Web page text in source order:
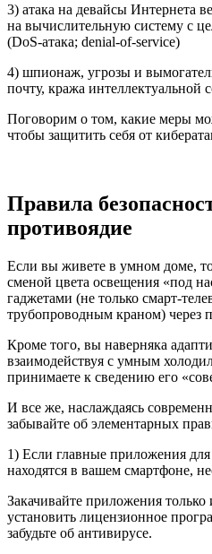
3) атака на девайсы Интернета
на вычислительную систему с
(DoS-атака; denial-of-service)
4) шпионаж, угрозы и
почту, кража интеллектуальной
Поговорим о том, какие меры
чтобы защитить себя от
Правила
противоядие
Если вы живете в умном доме,
сменой цвета освещения «под
гаджетами (не только смарт-
трубопроводным краном) через
Кроме того, вы наверняка
взаимодействуя с умным
принимаете к сведению его
И все же, наслаждаясь
забывайте об элементарных
1) Если главные приложения
находятся в вашем смартфоне,
Закачивайте приложения
установить лицензионное
забудьте об антивирусе.